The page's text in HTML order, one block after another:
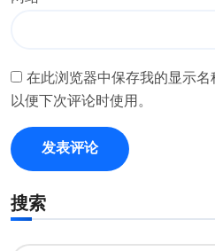
在此浏览器中保存我的显示名
以便下次评论时使用。
搜索